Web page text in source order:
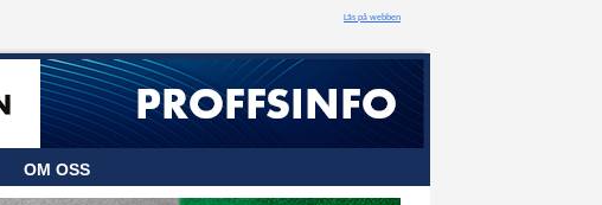
Läs på webben
OM OSS